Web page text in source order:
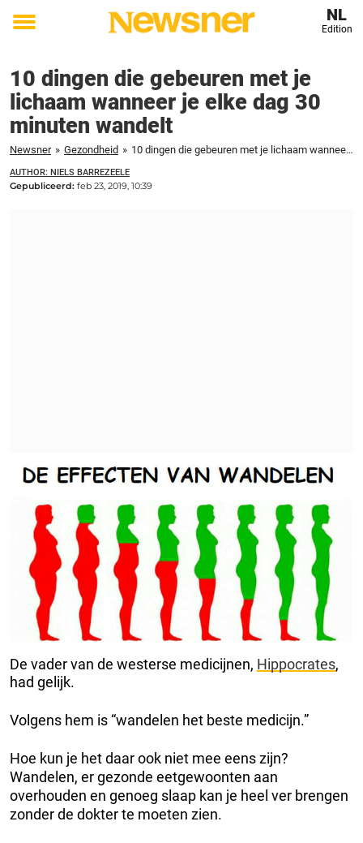
Toggle
NL
Edition
10 dingen die gebeuren met je
lichaam wanneer je elke dag 30
minuten wandelt
Newsner » Gezondheid » 10 dingen die gebeuren met je lichaam wanneer je elke dag 30 minuten wandelt
AUTHOR: NIELS BARREZEELE
Gepubliceerd: feb 23, 2019, 10:39
De vader van de westerse medicijnen, Hippocrates,
had gelijk.
Volgens hem is “wandelen het beste medicijn.”
Hoe kun je het daar ook niet mee eens zijn?
Wandelen, er gezonde eetgewoonten aan
overhouden en genoeg slaap kan je heel ver brengen
zonder de dokter te moeten zien.